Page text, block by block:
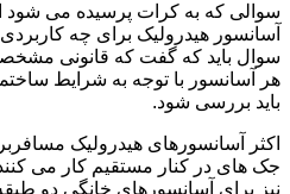
سوالی که به کرات پرسیده می
آسانسور هیدرولیک برای چه
سوال باید که گفت که قانونی
هر آسانسور با توجه به شرایط
باید بررسی شود.
اکثر آسانسورهای هیدرولیک
جک های در کنار مستقیم کار می
نیز برای آسانسورهای خانگی دو